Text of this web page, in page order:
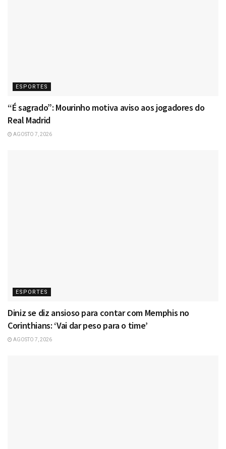
ESPORTES
“É sagrado”: Mourinho motiva aviso aos jogadores do
Real Madrid
AGOSTO 7, 2026
ESPORTES
Diniz se diz ansioso para contar com Memphis no
Corinthians: ‘Vai dar peso para o time’
AGOSTO 7, 2026